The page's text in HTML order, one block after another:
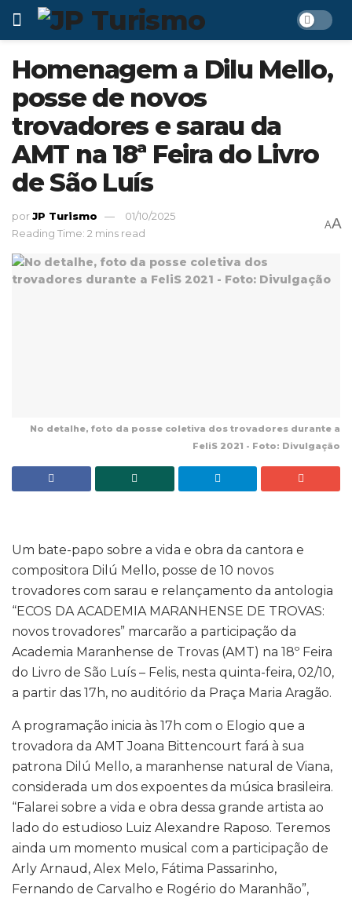
Homenagem a Dilu Mello,
posse de novos
trovadores e sarau da
AMT na 18ª Feira do Livro
de São Luís
porJP Turismo
01/10/2025
Reading Time: 2 mins read
AA
No detalhe, foto da posse coletiva dos trovadores durante a
FeliS 2021 - Foto: Divulgação
Um bate-papo sobre a vida e obra da cantora e
compositora Dilú Mello, posse de 10 novos
trovadores com sarau e relançamento da antologia
“ECOS DA ACADEMIA MARANHENSE DE TROVAS:
novos trovadores” marcarão a participação da
Academia Maranhense de Trovas (AMT) na 18º Feira
do Livro de São Luís – Felis, nesta quinta-feira, 02/10,
a partir das 17h, no auditório da Praça Maria Aragão.
A programação inicia às 17h com o Elogio que a
trovadora da AMT Joana Bittencourt fará à sua
patrona Dilú Mello, a maranhense natural de Viana,
considerada um dos expoentes da música brasileira.
“Falarei sobre a vida e obra dessa grande artista ao
lado do estudioso Luiz Alexandre Raposo. Teremos
ainda um momento musical com a participação de
Arly Arnaud, Alex Melo, Fátima Passarinho,
Fernando de Carvalho e Rogério do Maranhão”,